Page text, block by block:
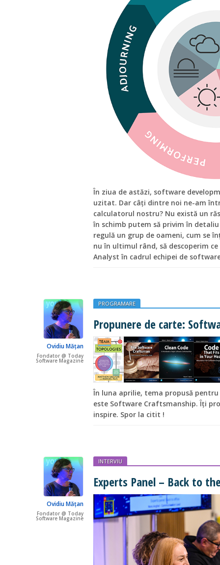
În ziua de astăzi, software
uzitat. Dar câți dintre noi ne-am
calculatorul nostru? Nu există un
în schimb putem să privim în
regulă un grup de oameni, cum se
nu în ultimul rând, să descoperim
Analyst în cadrul echipei de
Ovidiu Mățan
Fondator @ Today
Software Magazine
PROGRAMARE
Propunere de carte:
În luna aprilie, tema propusă
este Software Craftsmanship. Îți
inspire. Spor la citit !
Ovidiu Mățan
Fondator @ Today
Software Magazine
INTERVIU
Experts Panel – Back to